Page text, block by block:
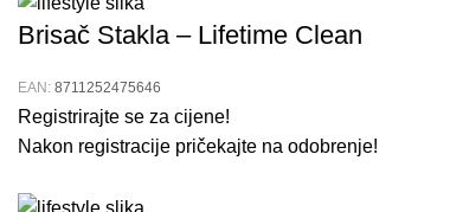
Brisač Stakla – Lifetime Clean
EAN: 8711252475646
Registrirajte se za cijene!
Nakon registracije pričekajte na odobrenje!